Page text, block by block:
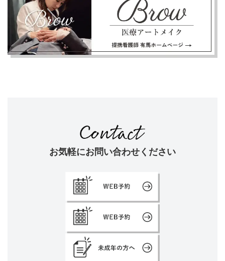
お気軽にお問い合わせください